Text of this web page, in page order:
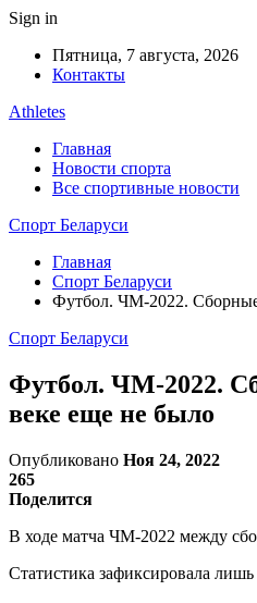
Sign in
Пятница, 7 августа, 2026
Контакты
Athletes
Главная
Новости спорта
Все спортивные новости
Спорт Беларуси
Главная
Спорт Беларуси
Футбол. ЧМ-2022. Сборные
Спорт Беларуси
Футбол. ЧМ-2022.
веке еще не было
Опубликовано Ноя 24, 2022
265
Поделится
В ходе матча ЧМ-2022 между
Статистика зафиксировала